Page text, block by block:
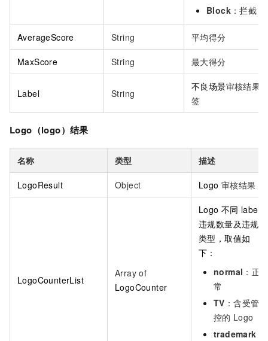
Block ：拦截
AverageScore String 平均得分
MaxScore String 最大得分
Label String
不良场景审核结果
签
Logo（logo）结果
名称 类型 描述
LogoResult Object Logo 审核结果
LogoCounterList
Array of
LogoCounter
Logo 不同 label
违规数量及违规
类型 ，取值如
下：
normal ：正
常
TV ：含受管
控的 Logo
trademark